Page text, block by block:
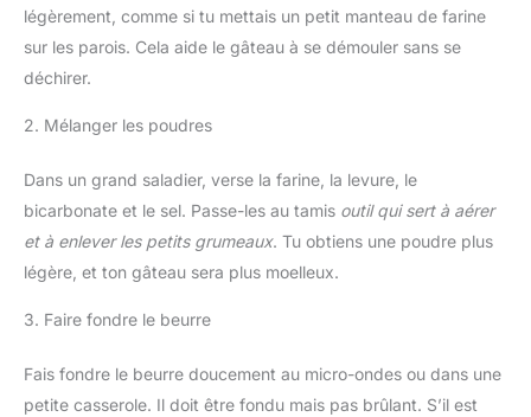
légèrement, comme si tu mettais un petit manteau de farine
sur les parois. Cela aide le gâteau à se démouler sans se
déchirer.
2. Mélanger les poudres
Dans un grand saladier, verse la farine, la levure, le
bicarbonate et le sel. Passe-les au tamis outil qui sert à aérer
et à enlever les petits grumeaux. Tu obtiens une poudre plus
légère, et ton gâteau sera plus moelleux.
3. Faire fondre le beurre
Fais fondre le beurre doucement au micro-ondes ou dans une
petite casserole. Il doit être fondu mais pas brûlant. S’il est